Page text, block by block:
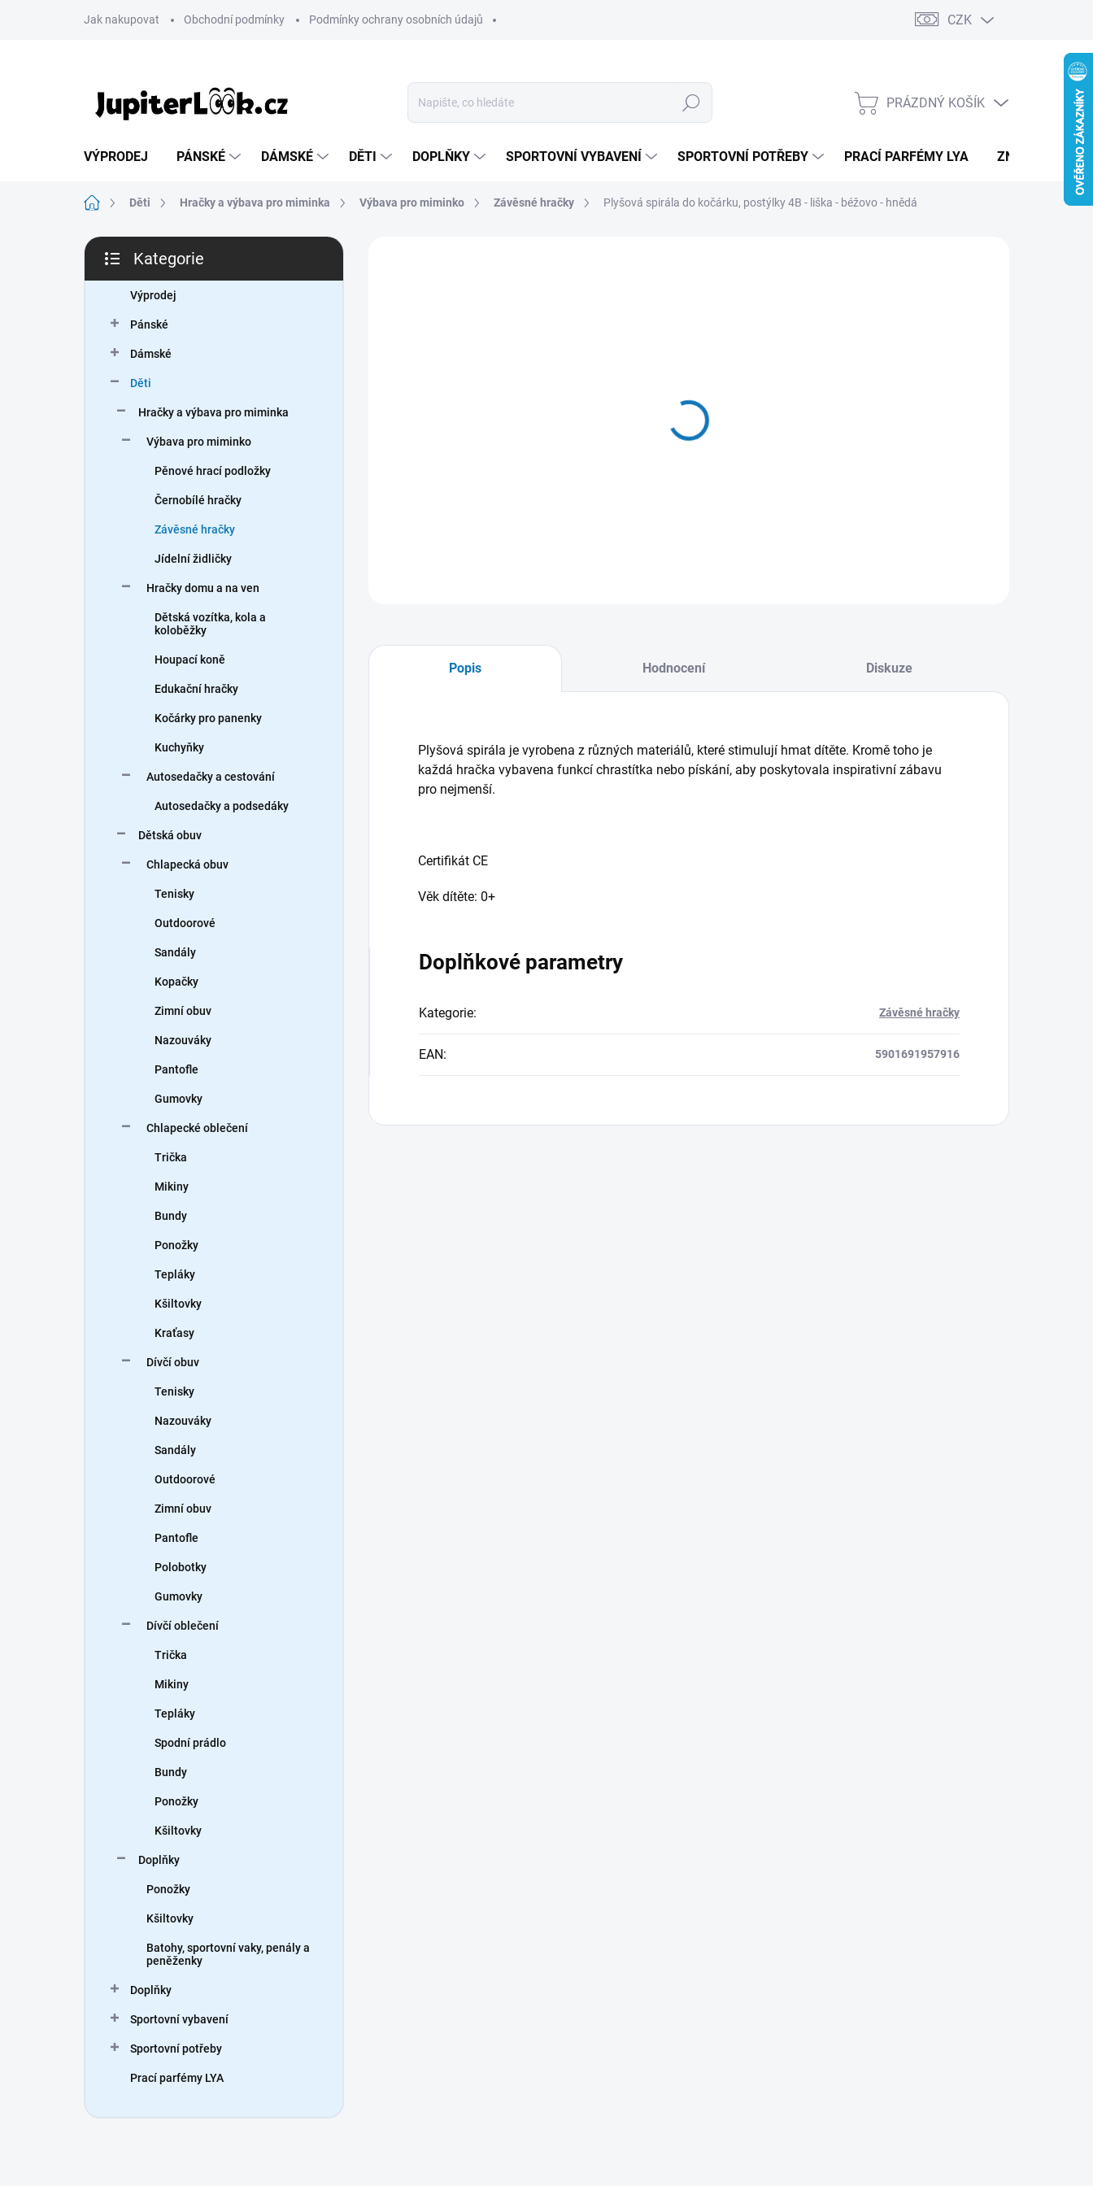
Jak nakupovat Obchodní podmínky Podmínky ochrany osobních údajů CZK
Hledat
NÁKUPNÍ
PRÁZDNÝ KOŠÍK
VÝPRODEJ PÁNSKÉ DÁMSKÉ DĚTI DOPLŇKY SPORTOVNÍ VYBAVENÍ SPORTOVNÍ POTŘEBY PRACÍ PARFÉMY LYA ZNAČKY
Domů Děti Hračky a výbava pro miminka Výbava pro miminko Závěsné hračky Plyšová spirála do kočárku, postýlky 4B - liška - béžovo - hnědá
P
s
kategorie
Kategorie
Výprodej
Pánské
Dámské
Děti
Hračky a výbava pro miminka
Výbava pro miminko
Pěnové hrací podložky
Černobílé hračky
Závěsné hračky
Jídelní židličky
Hračky domu a na ven
Dětská vozítka, kola a
koloběžky
Houpací koně
Edukační hračky
Kočárky pro panenky
Kuchyňky
Autosedačky a cestování
Autosedačky a podsedáky
Dětská obuv
Chlapecká obuv
Tenisky
Outdoorové
Sandály
Kopačky
Zimní obuv
Nazouváky
Pantofle
Gumovky
Chlapecké oblečení
Trička
Mikiny
Bundy
Ponožky
Tepláky
Kšiltovky
Kraťasy
Dívčí obuv
Tenisky
Nazouváky
Sandály
Outdoorové
Zimní obuv
Pantofle
Polobotky
Gumovky
Dívčí oblečení
Trička
Mikiny
Tepláky
Spodní prádlo
Bundy
Ponožky
Kšiltovky
Doplňky
Ponožky
Kšiltovky
Batohy, sportovní vaky, penály a
peněženky
Doplňky
Sportovní vybavení
Sportovní potřeby
Prací parfémy LYA
Popis Hodnocení Diskuze
Plyšová spirála je vyrobena z různých materiálů, které stimulují hmat dítěte. Kromě toho je
každá hračka vybavena funkcí chrastítka nebo pískání, aby poskytovala inspirativní zábavu
pro nejmenší.
Certifikát CE
Věk dítěte: 0+
Doplňkové parametry
Kategorie: Závěsné hračky
EAN: 5901691957916